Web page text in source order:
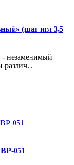
(шаг игл 3,5
- незаменимый
различ...
051